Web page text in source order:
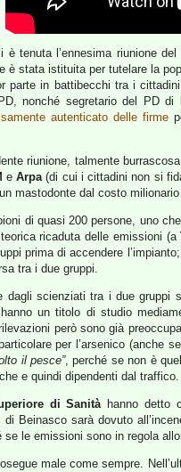
è tenuta l’ennesima riunione del
è stata istituita per tutelare la
parte in battibecchi tra i
nonché segretario del PD di
autenticato delle firme
riunione, talmente
e Arpa(di cui i cittadini non si
mastodonte dal costo
di quasi 200 persone, uno
ricaduta delle emissioni (a
prima di accendere
tra i due gruppi.
dagli scienziati tra i due
un titolo di studio
però sono già
per l’arsenico (anche
il pesce”, perché se non è
e quindi dipendenti dal traffico.
di Sanitàhanno detto
Beinasco sarà dovuto
se le emissioni sono in regola
male come sempre.